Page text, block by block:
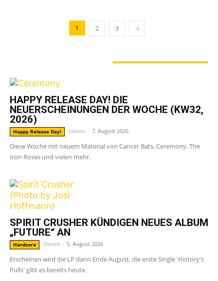
1 2 3
HAPPY RELEASE DAY! DIE
NEUERSCHEINUNGEN DER WOCHE (KW32,
2026)
Happy Release Day! Simon - 7. August 2026
Diese Woche mit neuem Material von Cancer Bats, Ceremony, The
Iron Roses und vielen mehr.
SPIRIT CRUSHER KÜNDIGEN NEUES ALBUM
„FUTURE“ AN
Hardcore Simon - 5. August 2026
Erscheinen wird die LP dann Ende August, die erste Single 'History's
Pulls' gibt es bereits heute.